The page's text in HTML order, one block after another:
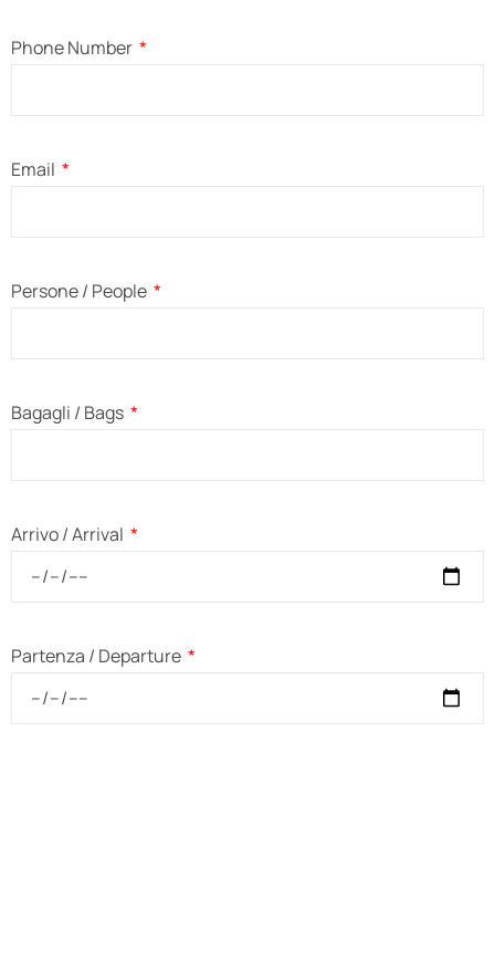
Phone Number
Email
Persone / People
Bagagli / Bags
Arrivo / Arrival
Partenza / Departure